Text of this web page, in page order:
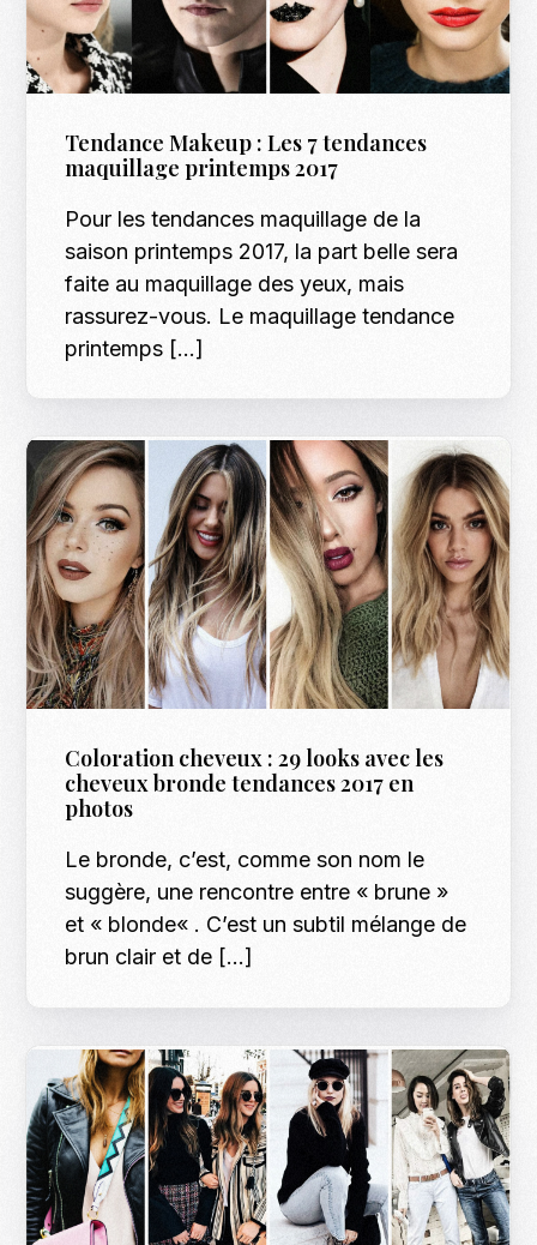
Tendance Makeup : Les 7 tendances
maquillage printemps 2017
Pour les tendances maquillage de la
saison printemps 2017, la part belle sera
faite au maquillage des yeux, mais
rassurez-vous. Le maquillage tendance
printemps […]
Coloration cheveux : 29 looks avec les
cheveux bronde tendances 2017 en
photos
Le bronde, c’est, comme son nom le
suggère, une rencontre entre « brune »
et « blonde« . C’est un subtil mélange de
brun clair et de […]